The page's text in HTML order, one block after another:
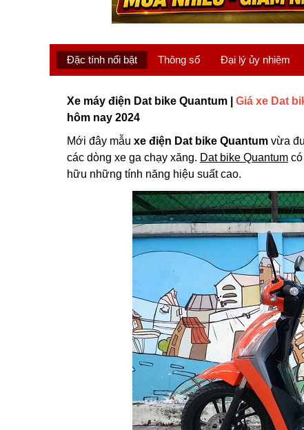
Đặc tính nổi bật Thông số Đại lý ủy nhiệm
Xe máy điện Dat bike Quantum | Giá xe Dat
hôm nay 2024
Mới đây mẫu xe điện Dat bike Quantum vừa
các dòng xe ga chạy xăng. Dat bike Quantum
hữu những tính năng hiệu suất cao.